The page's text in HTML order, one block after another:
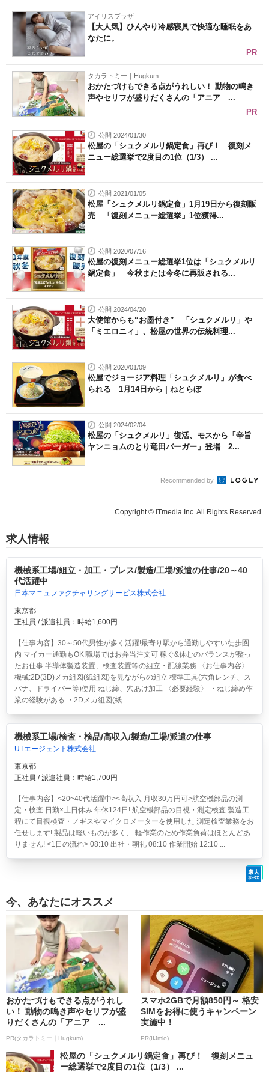
アイリスプラザ
【大人気】ひんやり冷感寝具で快適な睡眠をあ
なたに。
PR
タカラトミー｜Hugkum
おかたづけもできる点がうれしい！ 動物の鳴き
声やセリフが盛りだくさんの「アニア ...
PR
公開 2024/01/30
松屋の「シュクメルリ鍋定食」再び！ 復刻メ
ニュー総選挙で2度目の1位（1/3） ...
公開 2021/01/05
松屋「シュクメルリ鍋定食」1月19日から復刻販
売 「復刻メニュー総選挙」1位獲得...
公開 2020/07/16
松屋の復刻メニュー総選挙1位は「シュクメルリ
鍋定食」 今秋または今冬に再販される...
公開 2024/04/20
大使館からも“お墨付き” 「シュクメルリ」や
「ミエロニィ」、松屋の世界の伝統料理...
公開 2020/01/09
松屋でジョージア料理「シュクメルリ」が食べ
られる 1月14日から | ねとらぼ
公開 2024/02/04
松屋の「シュクメルリ」復活、モスから「辛旨
ヤンニョムのとり竜田バーガー」登場 2...
Recommended by
Copyright © ITmedia Inc. All Rights Reserved.
求人情報
機械系工場/組立・加工・プレス/製造/工場/派遣の仕事/20～40
代活躍中
日本マニュファクチャリングサービス株式会社
東京都
正社員 / 派遣社員：時給1,600円
【仕事内容】30～50代男性が多く活躍!最寄り駅から通勤しやすい徒歩圏
内 マイカー通勤もOK!職場ではお弁当注文可 稼ぐ&休むのバランスが整っ
たお仕事 半導体製造装置、検査装置等の組立・配線業務 〈お仕事内容〉
機械:2D(3D)メカ組図(紙組図)を見ながらの組立 標準工具(六角レンチ、ス
パナ、ドライバー等)使用 ねじ締、穴あけ加工 〈必要経験〉 ・ねじ締め作
業の経験がある ・2Dメカ組図(紙...
機械系工場/検査・検品/高収入/製造/工場/派遣の仕事
UTエージェント株式会社
東京都
正社員 / 派遣社員：時給1,700円
【仕事内容】<20~40代活躍中><高収入 月収30万円可>航空機部品の測
定・検査 日勤×土日休み 年休124日!航空機部品の目視・測定検査 製造工
程にて目視検査・ノギスやマイクロメーターを使用した 測定検査業務をお
任せします! 製品は軽いものが多く、 軽作業のため作業負荷はほとんどあ
りません! <1日の流れ> 08:10 出社・朝礼 08:10 作業開始 12:10 ...
今、あなたにオススメ
おかたづけもできる点がうれし
い！ 動物の鳴き声やセリフが盛
りだくさんの「アニア ...
PR(タカラトミー｜Hugkum)
スマホ2GBで月額850円～ 格安
SIMをお得に使うキャンペーン
実施中！
PR(IIJmio)
松屋の「シュクメルリ鍋定食」再び！ 復刻メニュ
ー総選挙で2度目の1位（1/3） ...